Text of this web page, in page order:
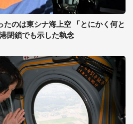
のは東シナ海上空 「とにかく何と
閉鎖でも示した執念